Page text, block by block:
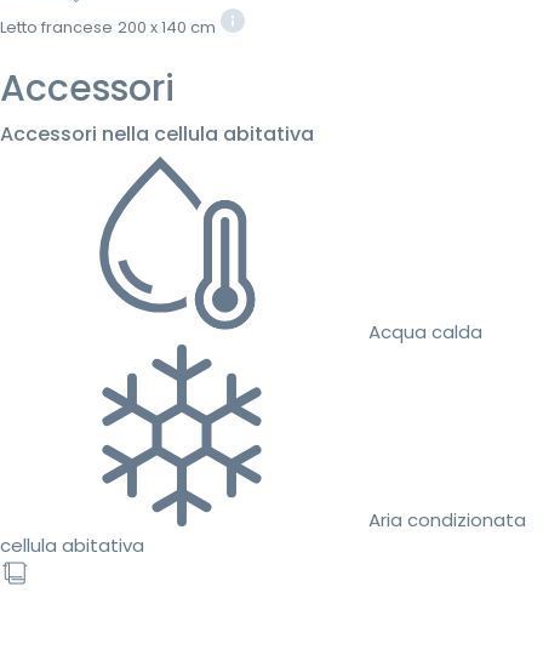
Letto francese 200 x 140 cm
Accessori
Accessori nella cellula abitativa
Acqua calda
Aria condizionata
cellula abitativa